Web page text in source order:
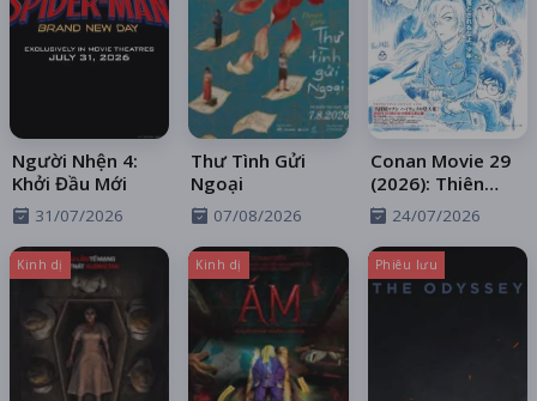
Người Nhện 4:
Khởi Đầu Mới
31/07/2026
Thư Tình Gửi
Ngoại
07/08/2026
Conan Movie 29
(2026): Thiên
Thần Sa Ngã
Trên Xa Lộ
24/07/2026
Kinh dị Kinh dị Phiêu lưu